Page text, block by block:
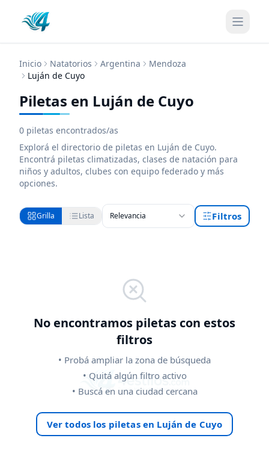
Inicio Natatorios Argentina
Mendoza
Luján de Cuyo
Piletas en Luján de Cuyo
0 piletas encontrados/as
Explorá el directorio de piletas en Luján de Cuyo.
Encontrá piletas climatizadas, clases de natación para
niños y adultos, clubes con equipo federado y más
opciones.
Grilla Lista Relevancia Filtros
No encontramos piletas con estos
filtros
• Probá ampliar la zona de búsqueda
• Quitá algún filtro activo
• Buscá en una ciudad cercana
Ver todos los piletas en Luján de Cuyo